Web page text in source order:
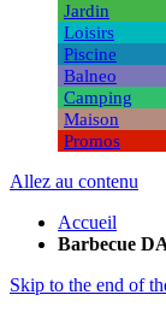
Jardin
Loisirs
Piscine
Balneo
Camping
Maison
Promos
Allez au contenu
Accueil
Barbecue
Skip to the end of